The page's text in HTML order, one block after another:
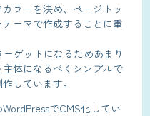
ラーを決め、ページトッ
ーマで作成することに重
ゲットになるためあまり
体になるべくシンプルで
しています。
でCMS化してい